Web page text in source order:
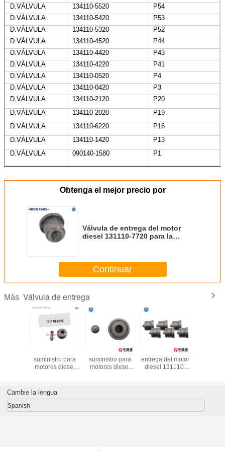
entrega
Válvula de
entrega
PAG 090140-2070 090140-2070
Válvula de
entrega
A 090140-1350
Válvula de
entrega
A 090140-1280 090140-1280
Válvula de
entrega
A 090140-1200
entrega
Válvula de
A 090140-0790 090140-0790
Válvula de
entrega
PAG 090140-0410
Válvula de
entrega
A 131160-2420
D.VÁLVULA
134110-5520
P54
D.VÁLVULA
134110-5420
P53
D.VÁLVULA
134110-5320
P52
D.VÁLVULA
134110-4520
P44
D.VÁLVULA
134110-4420
P43
D.VÁLVULA
134110-4220
P41
D.VÁLVULA
134110-0520
P4
D.VÁLVULA
134110-0420
P3
D.VÁLVULA
134110-2120
P20
D.VÁLVULA
134110-2020
P19
D.VÁLVULA
134110-6220
P16
D.VÁLVULA
134110-1420
P13
D.VÁLVULA
090140-1580 P1
Obtenga el mejor precio por
Válvula de entrega del motor
diesel 131110-7720 para la
Continuar
Más Válvula de entrega
suministro para
motores diesel
combustible
Válvula de
suministro para
motores diesel
Válvula de
entrega del motor
diesel 131110-
Cambie la lengua
Spanish